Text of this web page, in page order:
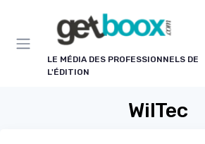
LE MÉDIA DES PROFESSIONNELS DE
L'ÉDITION
WilTec